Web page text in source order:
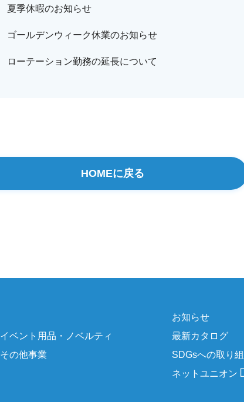
夏季休暇のお知らせ
ゴールデンウィーク休業のお知らせ
ローテーション勤務の延長について
HOMEに戻る
イベント用品・ノベルティ
その他事業
お知らせ
最新カタログ
SDGsへの取り
ネットユニオン